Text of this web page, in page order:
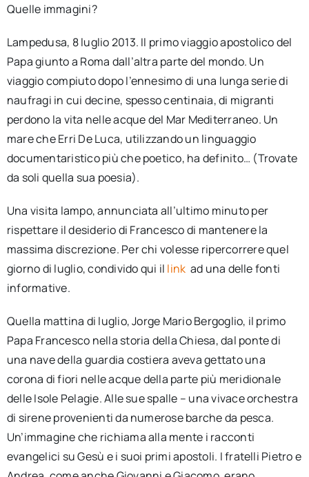
Quelle immagini?
Lampedusa, 8 luglio 2013. Il primo viaggio apostolico del
Papa giunto a Roma dall’altra parte del mondo. Un
viaggio compiuto dopo l’ennesimo di una lunga serie di
naufragi in cui decine, spesso centinaia, di migranti
perdono la vita nelle acque del Mar Mediterraneo. Un
mare che Erri De Luca, utilizzando un linguaggio
documentaristico più che poetico, ha definito… (Trovate
da soli quella sua poesia).
Una visita lampo, annunciata all’ultimo minuto per
rispettare il desiderio di Francesco di mantenere la
massima discrezione. Per chi volesse ripercorrere quel
giorno di luglio, condivido qui il link ad una delle fonti
informative.
Quella mattina di luglio, Jorge Mario Bergoglio, il primo
Papa Francesco nella storia della Chiesa, dal ponte di
una nave della guardia costiera aveva gettato una
corona di fiori nelle acque della parte più meridionale
delle Isole Pelagie. Alle sue spalle – una vivace orchestra
di sirene provenienti da numerose barche da pesca.
Un’immagine che richiama alla mente i racconti
evangelici su Gesù e i suoi primi apostoli. I fratelli Pietro e